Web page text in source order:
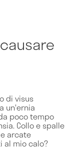
di visus
un'ernia
poco tempo
Collo e spalle
arcate
al mio calo?